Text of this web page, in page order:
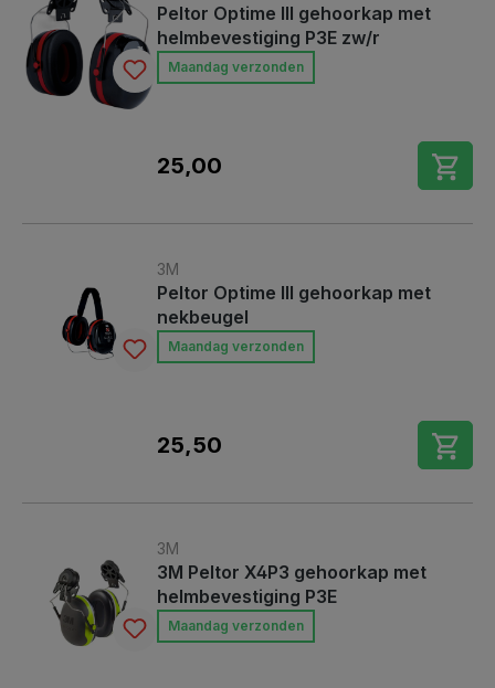
Peltor Optime lll gehoorkap met
helmbevestiging P3E zw/r
Maandag verzonden
25,00
3M
Peltor Optime lll gehoorkap met
nekbeugel
Maandag verzonden
25,50
3M
3M Peltor X4P3 gehoorkap met
helmbevestiging P3E
Maandag verzonden